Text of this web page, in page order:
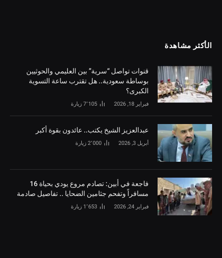
الأكثر مشاهدة
قنوات تواصل “سرية” بين العليمي والحوثيين
بوساطة سعودية.. هل تقترب ساعة التسوية
الكبرى؟
فبراير 18, 2026 7٬105 زيارة
‏عبدالعزيز الشيخ يكتب.. عائدون بقوة أكبر
أبريل 3, 2026 2٬000 زيارة
فاجعة في أبين: تصادم مروع يودي بحياة 16
مسافراً وتفحم جثامين الضحايا .. تفاصيل صادمة
فبراير 24, 2026 1٬653 زيارة